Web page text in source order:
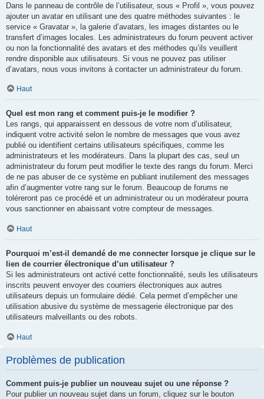
Dans le panneau de contrôle de l’utilisateur, sous « Profil », vous pouvez
ajouter un avatar en utilisant une des quatre méthodes suivantes : le
service « Gravatar », la galerie d’avatars, les images distantes ou le
transfert d’images locales. Les administrateurs du forum peuvent activer
ou non la fonctionnalité des avatars et des méthodes qu’ils veuillent
rendre disponible aux utilisateurs. Si vous ne pouvez pas utiliser
d’avatars, nous vous invitons à contacter un administrateur du forum.
Haut
Quel est mon rang et comment puis-je le modifier ?
Les rangs, qui apparaissent en dessous de votre nom d’utilisateur,
indiquent votre activité selon le nombre de messages que vous avez
publié ou identifient certains utilisateurs spécifiques, comme les
administrateurs et les modérateurs. Dans la plupart des cas, seul un
administrateur du forum peut modifier le texte des rangs du forum. Merci
de ne pas abuser de ce système en publiant inutilement des messages
afin d’augmenter votre rang sur le forum. Beaucoup de forums ne
toléreront pas ce procédé et un administrateur ou un modérateur pourra
vous sanctionner en abaissant votre compteur de messages.
Haut
Pourquoi m’est-il demandé de me connecter lorsque je clique sur le
lien de courrier électronique d’un utilisateur ?
Si les administrateurs ont activé cette fonctionnalité, seuls les utilisateurs
inscrits peuvent envoyer des courriers électroniques aux autres
utilisateurs depuis un formulaire dédié. Cela permet d’empêcher une
utilisation abusive du système de messagerie électronique par des
utilisateurs malveillants ou des robots.
Haut
Problèmes de publication
Comment puis-je publier un nouveau sujet ou une réponse ?
Pour publier un nouveau sujet dans un forum, cliquez sur le bouton